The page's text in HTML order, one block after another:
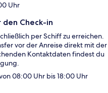
Uhr
den Check-in
per Schiff zu erreichen.
vor der Anreise direkt mit der
Kontaktdaten findest du
08:00 Uhr bis 18:00 Uhr